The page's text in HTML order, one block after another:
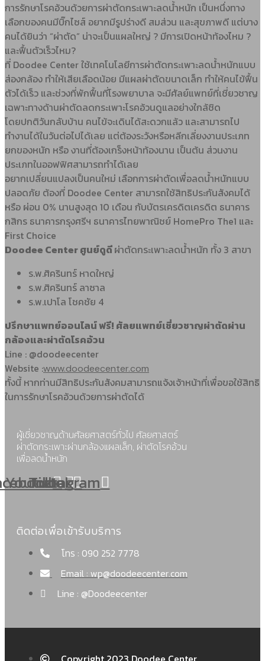
การรักษาโรคอ้วนด้วยการผ่าตัดกระเพาะลดน้ำหนัก เป็นหนึ่งทาง
เลือกของคนมีบิ๊กไซส์ อยากมีรูปร่างดี สมส่วน และสุขภาพดี แต่บาง
คนได้ยินว่า “ผ่าตัด” น่าจะเป็นแผลใหญ่ ? มีการเปิดหน้าท้องไหม ?
และฟื้นตัวเร็วไหม?
ที่ Doodee Center ใช้เทคโนโลยีการผ่าตัดกระเพาะลดน้ำหนักแบบ
ส่องกล้อง ทำให้เสียเลือดน้อย มีแผลผ่าตัดขนาดเล็ก ทำให้คนไข้ฟื้น
ตัวได้เร็ว และช่วงที่พักฟื้นที่โรงพยาบาล จะมีศัลย์แพทย์ที่เชี่ยวชาญ
เฉพาะทางด้านผ่าตัดลดกระเพาะโรคอ้วนดูแลอย่างใกล้ชิด
โดยปกติวันกลับบ้าน คนไข้จะเดินได้สะดวกแล้ว และสามารถไป
ทำงานได้ในวันต่อไปได้เลย แต่ต้องระวังหรือหลีกเลี่ยงงานประเภท
ยกของหนัก หรือ งานที่ต้องเกร็งหน้าท้องนาน เป็นต้น ส่วนงาน
ประเภทในออฟฟิศสามารถทำได้เลย
อยากเปลี่ยนแปลงเป็นคนใหม่ เลือกการผ่าตัดเพื่อลดน้ำหนักแบบ
ปลอดภัย ต้องที่ Doodee Center สามารถใช้สิทธิประกันสังคมได้
หรือ ผ่อน 0% นานสูงสุด 10 เดือน กับบัตรเครดิตเครดิต ธนาคาร
กสิกร ธนาคารกรุงศรีฯ ธนาคารไทยพาณิชย์ HomePro The1 และ
First Choice
Doodee Center ศูนย์ดูดีผ่าตัดกระเพาะลดน้ำหนัก ทั้ง 3 สาขา
ร.พ.ศิครินทร์ หาดใหญ่
ร.พ.ศิครินทร์ ลาซาล
ร.พ.เปาโล โชคชัย 4
ปรึกษาแพทย์ออนไลน์ ฟรี! ศัลยแพทย์เชี่ยวชาญผ่าตัดผ่าน
กล้องและผ่าตัดโรคอ้วน
Line : @doodeecenter
Website :www.doodeecenter.com
ทั้งนี้ หากท่านมีสิทธิประกันสังคมสามารถแจ้งเจ้าหน้าที่เพื่อขอใช้สิทธิ
ในการรักษาโรคอ้วนด้วยการผ่าตัดได้
ผู้เชี่ยวชาญด้านศัลยศาสตร์ทั่วไป ศัลยศาสตร์
ผ่าตัดกระเพาะผ่านกล้องแผลเล็ก, ผ่าตัดโรคอ้วน
เพื่อลดน้ำหนัก
Youtube
Tiktok
Instagram
ติดต่อเพื่อเข้ารับบริการ
โทร : 090 252 7778
Email : wp@doodeecenter.com
Line : @Doodeecenter